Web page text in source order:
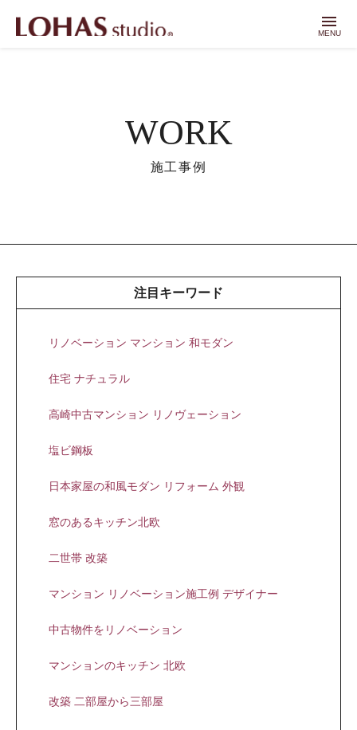
menu
MENU
WORK
施工事例
注目キーワード
リノベーション マンション 和モダン
住宅 ナチュラル
高崎中古マンション リノヴェーション
塩ビ鋼板
日本家屋の和風モダン リフォーム 外観
窓のあるキッチン北欧
二世帯 改築
マンション リノベーション施工例 デザイナー
中古物件をリノベーション
マンションのキッチン 北欧
改築 二部屋から三部屋